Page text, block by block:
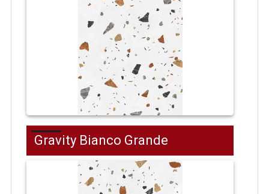
Gravity Bianco Grande